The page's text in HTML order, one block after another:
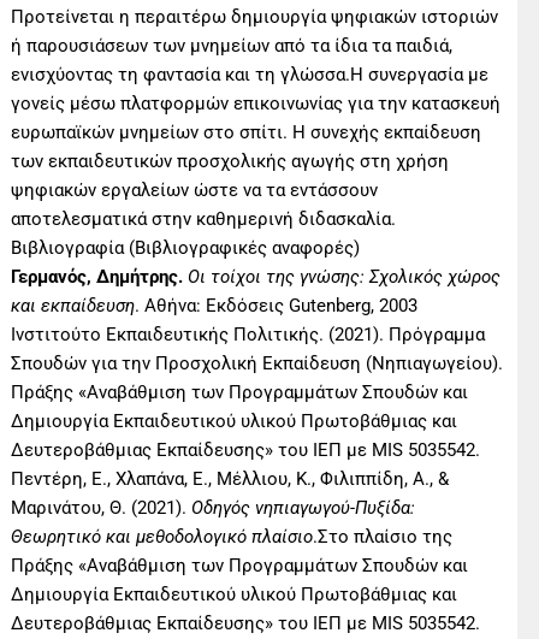
Προτείνεται η περαιτέρω δημιουργία ψηφιακών ιστοριών
ή παρουσιάσεων των μνημείων από τα ίδια τα παιδιά,
ενισχύοντας τη φαντασία και τη γλώσσα.Η συνεργασία με
γονείς μέσω πλατφορμών επικοινωνίας για την κατασκευή
ευρωπαϊκών μνημείων στο σπίτι. Η συνεχής εκπαίδευση
των εκπαιδευτικών προσχολικής αγωγής στη χρήση
ψηφιακών εργαλείων ώστε να τα εντάσσουν
αποτελεσματικά στην καθημερινή διδασκαλία.
Βιβλιογραφία (Βιβλιογραφικές αναφορές)
Γερμανός, Δημήτρης. Οι τοίχοι της γνώσης: Σχολικός χώρος
και εκπαίδευση. Αθήνα: Εκδόσεις Gutenberg, 2003
Ινστιτούτο Εκπαιδευτικής Πολιτικής. (2021). Πρόγραμμα
Σπουδών για την Προσχολική Εκπαίδευση (Νηπιαγωγείου).
Πράξης «Αναβάθμιση των Προγραμμάτων Σπουδών και
Δημιουργία Εκπαιδευτικού υλικού Πρωτοβάθμιας και
Δευτεροβάθμιας Εκπαίδευσης» του ΙΕΠ με MIS 5035542.
Πεντέρη, Ε., Χλαπάνα, Ε., Μέλλιου, Κ., Φιλιππίδη, Α., &
Μαρινάτου, Θ. (2021). Οδηγός νηπιαγωγού-Πυξίδα:
Θεωρητικό και μεθοδολογικό πλαίσιο.Στο πλαίσιο της
Πράξης «Αναβάθμιση των Προγραμμάτων Σπουδών και
Δημιουργία Εκπαιδευτικού υλικού Πρωτοβάθμιας και
Δευτεροβάθμιας Εκπαίδευσης» του ΙΕΠ με MIS 5035542.